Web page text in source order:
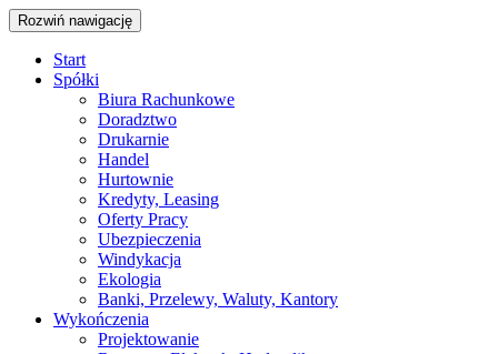
Rozwiń nawigację
Start
Spółki
Biura Rachunkowe
Doradztwo
Drukarnie
Handel
Hurtownie
Kredyty, Leasing
Oferty Pracy
Ubezpieczenia
Windykacja
Ekologia
Banki, Przelewy, Waluty, Kantory
Wykończenia
Projektowanie